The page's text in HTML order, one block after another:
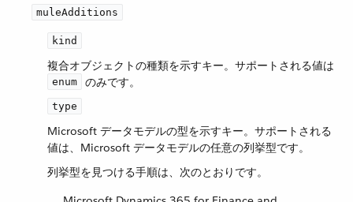
muleAdditions
kind
複合オブジェクトの種類を示すキー。サポートされる値は ​
enum ​ のみです。
type
Microsoft データモデルの型を示すキー。サポートされる
値は、Microsoft データモデルの任意の列挙型です。
列挙型を見つける手順は、次のとおりです。